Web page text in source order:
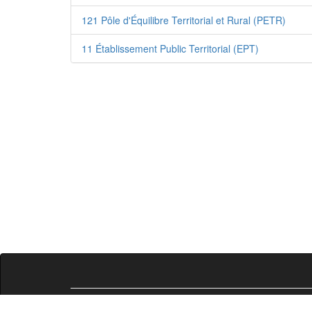
121 Pôle d'Équilibre Territorial et Rural (PETR)
11 Établissement Public Territorial (EPT)